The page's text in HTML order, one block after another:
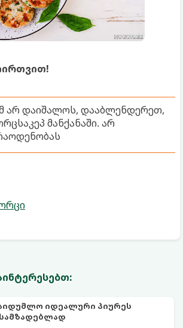
არ დაიშალოს, დააბლენდერეთ,
მანქანაში. არ
იდეალური პიურეს